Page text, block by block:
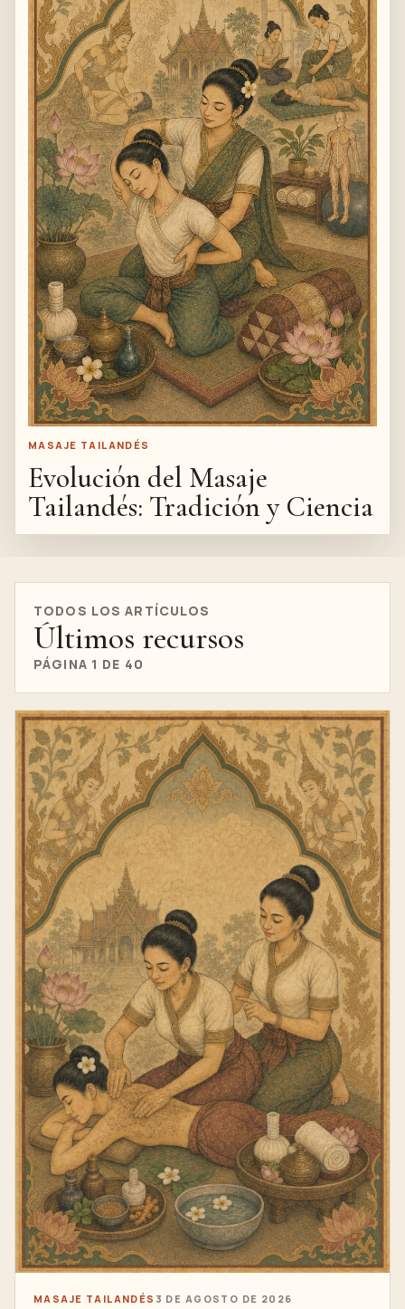
MASAJE TAILANDÉS
Evolución del Masaje
Tailandés: Tradición y Ciencia
TODOS LOS ARTÍCULOS
Últimos recursos
PÁGINA 1 DE 40
MASAJE TAILANDÉS 3 DE AGOSTO DE 2026